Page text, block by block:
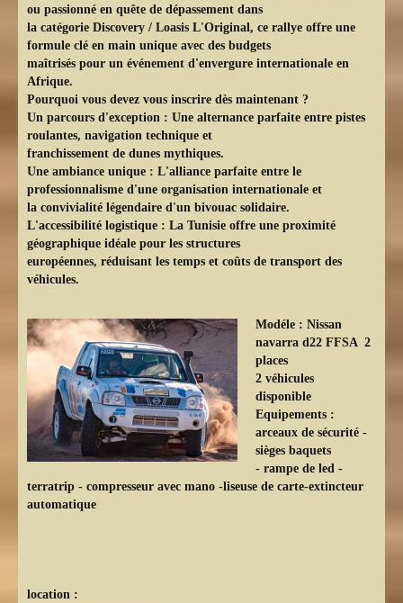
ou passionné en quête de dépassement dans
la catégorie Discovery / Loasis L'Original, ce rallye offre une
formule clé en main unique avec des budgets
maîtrisés pour un événement d'envergure internationale en
Afrique.
Pourquoi vous devez vous inscrire dès maintenant ?
Un parcours d'exception : Une alternance parfaite entre pistes
roulantes, navigation technique et
franchissement de dunes mythiques.
Une ambiance unique : L'alliance parfaite entre le
professionnalisme d'une organisation internationale et
la convivialité légendaire d'un bivouac solidaire.
L'accessibilité logistique : La Tunisie offre une proximité
géographique idéale pour les structures
européennes, réduisant les temps et coûts de transport des
véhicules.
Modéle : Nissan
navarra d22 FFSA 2
places
2 véhicules
disponible
Equipements :
arceaux de sécurité -
sièges baquets
- rampe de led -
terratrip - compresseur avec mano -liseuse de carte-extincteur
automatique
location :